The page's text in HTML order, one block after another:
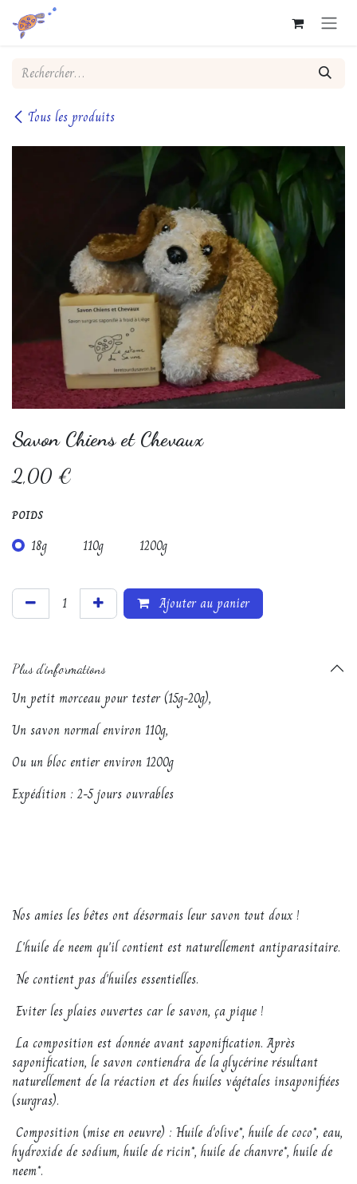
Se rendre au contenu
Tous les produits
Savon Chiens et Chevaux
2,00 €
POIDS
18g 110g 1200g
Ajouter au panier
Plus d'informations
Un petit morceau pour tester (15g-20g),
Un savon normal environ 110g,
Ou un bloc entier environ 1200g
Expédition : 2-5 jours ouvrables
Nos amies les bêtes ont désormais leur savon tout doux !
L'huile de neem qu'il contient est naturellement antiparasitaire.
Ne contient pas d'huiles essentielles.
Eviter les plaies ouvertes car le savon, ça pique !
La composition est donnée avant saponification. Après
saponification, le savon contiendra de la glycérine résultant
naturellement de la réaction et des huiles végétales insaponifiées
(surgras).
Composition (mise en oeuvre) : Huile d'olive*, huile de coco*, eau,
hydroxide de sodium, huile de ricin*, huile de chanvre*, huile de
neem*.